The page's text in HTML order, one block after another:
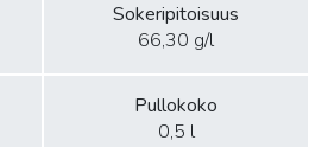
Sokeripitoisuus
66,30 g/l
Pullokoko
0,5 l